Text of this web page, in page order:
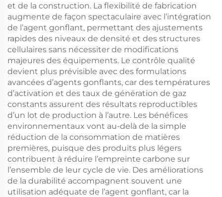
et de la construction. La flexibilité de fabrication
augmente de façon spectaculaire avec l’intégration
de l’agent gonflant, permettant des ajustements
rapides des niveaux de densité et des structures
cellulaires sans nécessiter de modifications
majeures des équipements. Le contrôle qualité
devient plus prévisible avec des formulations
avancées d’agents gonflants, car des températures
d’activation et des taux de génération de gaz
constants assurent des résultats reproductibles
d’un lot de production à l’autre. Les bénéfices
environnementaux vont au-delà de la simple
réduction de la consommation de matières
premières, puisque des produits plus légers
contribuent à réduire l’empreinte carbone sur
l’ensemble de leur cycle de vie. Des améliorations
de la durabilité accompagnent souvent une
utilisation adéquate de l’agent gonflant, car la